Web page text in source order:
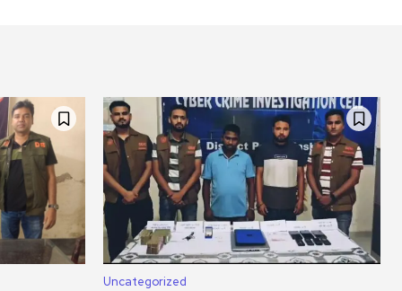
Uncategorized